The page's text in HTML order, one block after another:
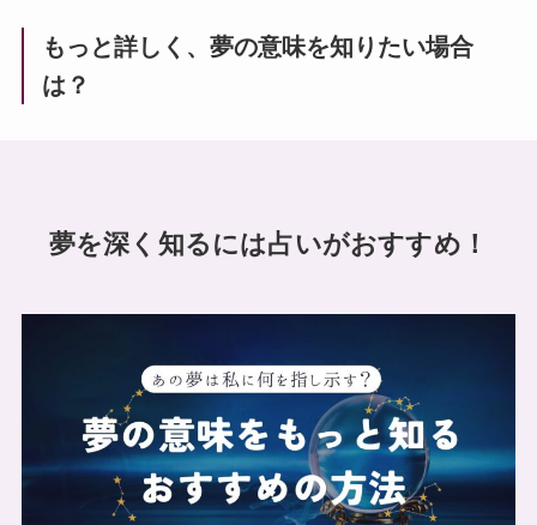
もっと詳しく、夢の意味を知りたい場合
は？
夢を深く知るには占いがおすすめ！